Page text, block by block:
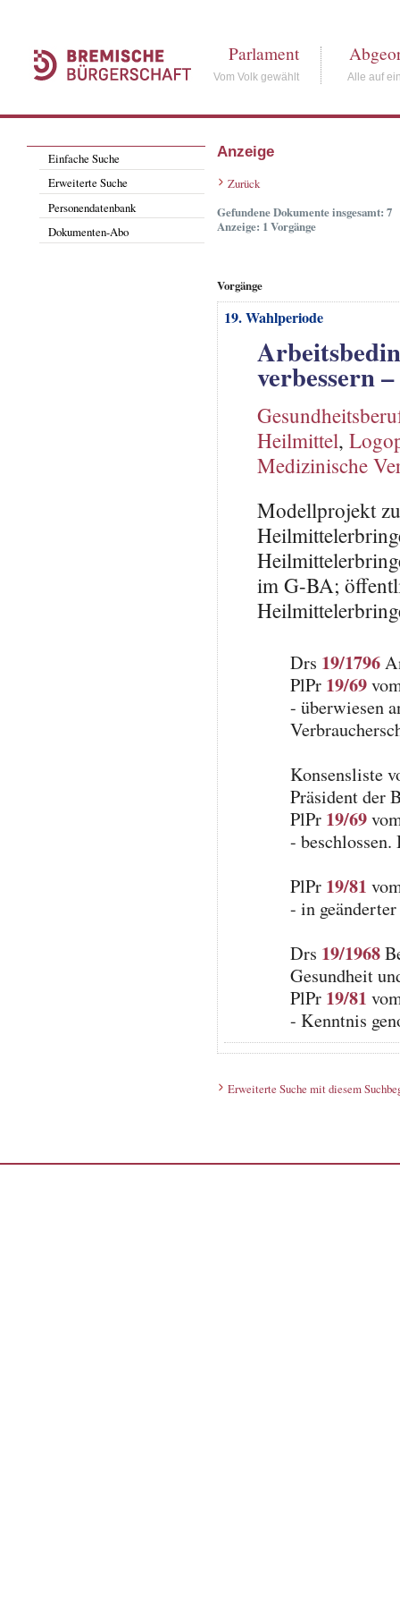
Parlament
Vom Volk gewählt Alle auf
Einfache Suche
Erweiterte Suche
Personendatenbank
Dokumenten-Abo
Anzeige
Zurück
Gefundene Dokumente insgesamt: 7
Anzeige: 1 Vorgänge
Vorgänge
19. Wahlperiode
verbessern
Heilmittel,
Medizinische
Modellprojekt
im G-BA;
Drs 19/1796
PlPr 19/69
- überwiesen
Konsensliste
Präsident der
PlPr 19/69
- beschlossen.
PlPr 19/81
- in
Drs 19/1968
Gesundheit
PlPr 19/81
- Kenntnis
Erweiterte Suche mit diesem